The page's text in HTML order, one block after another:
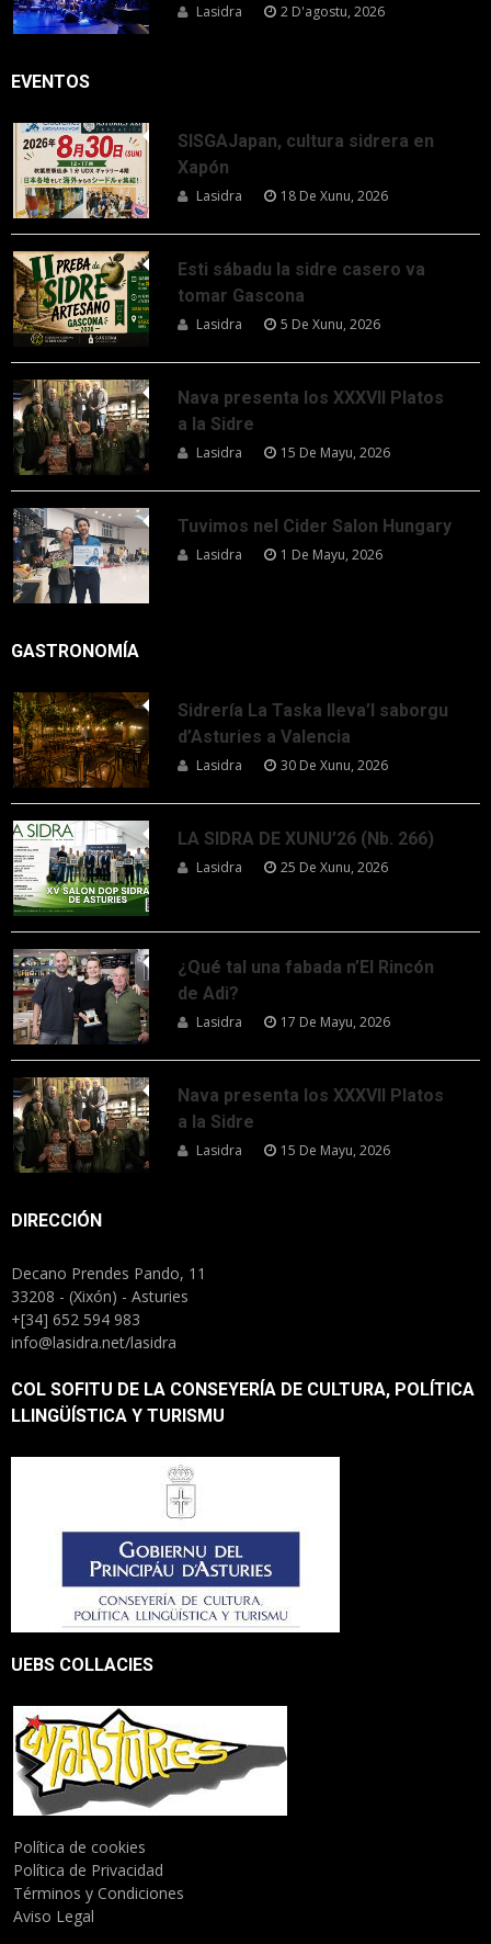
Lasidra 2 D'agostu, 2026
EVENTOS
SISGAJapan, cultura sidrera en
Xapón
Lasidra 18 De Xunu, 2026
Esti sábadu la sidre casero va
tomar Gascona
Lasidra 5 De Xunu, 2026
Nava presenta los XXXVII Platos
a la Sidre
Lasidra 15 De Mayu, 2026
Tuvimos nel Cider Salon Hungary
Lasidra 1 De Mayu, 2026
GASTRONOMÍA
Sidrería La Taska lleva’l saborgu
d’Asturies a Valencia
Lasidra 30 De Xunu, 2026
LA SIDRA DE XUNU’26 (Nb. 266)
Lasidra 25 De Xunu, 2026
¿Qué tal una fabada n’El Rincón
de Adi?
Lasidra 17 De Mayu, 2026
Nava presenta los XXXVII Platos
a la Sidre
Lasidra 15 De Mayu, 2026
DIRECCIÓN
Decano Prendes Pando, 11
33208 - (Xixón) - Asturies
+[34] 652 594 983
info@lasidra.net/lasidra
COL SOFITU DE LA CONSEYERÍA DE CULTURA, POLÍTICA
LLINGÜÍSTICA Y TURISMU
UEBS COLLACIES
Política de cookies
Política de Privacidad
Términos y Condiciones
Aviso Legal